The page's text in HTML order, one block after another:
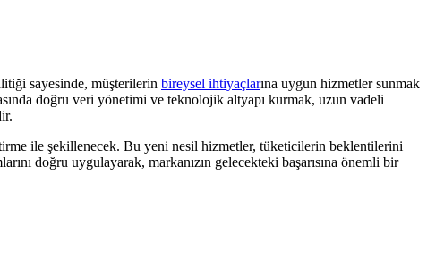
sayesinde, müşterilerin bireysel ihtiyaçlarına uygun hizmetler sunmak
doğru veri yönetimi ve teknolojik altyapı kurmak, uzun vadeli
ile şekillenecek. Bu yeni nesil hizmetler, tüketicilerin beklentilerini
doğru uygulayarak, markanızın gelecekteki başarısına önemli bir